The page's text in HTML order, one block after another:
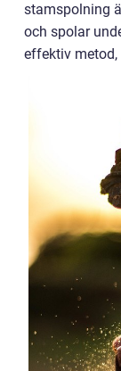
stamspolning
och spolar
effektiv